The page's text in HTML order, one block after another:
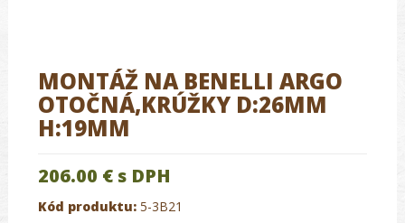
MONTÁŽ NA BENELLI ARGO
OTOČNÁ,KRÚŽKY D:26MM
H:19MM
206.00 € s DPH
Kód produktu: 5-3B21